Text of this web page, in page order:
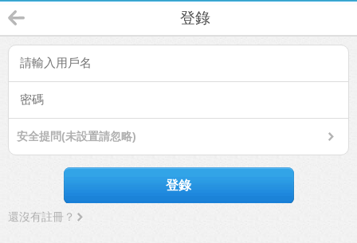
登錄
安全提問(未設置請忽略)
登錄
還沒有註冊？